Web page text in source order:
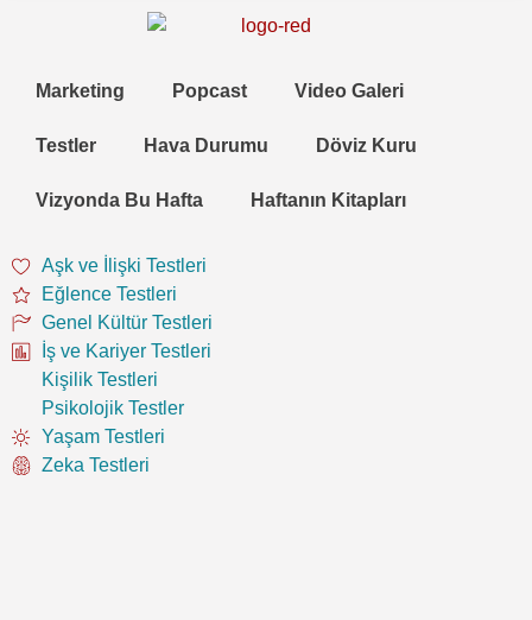
Marketing Popcast Video Galeri
Testler Hava Durumu Döviz Kuru
Vizyonda Bu Hafta Haftanın Kitapları
Aşk ve İlişki Testleri
Eğlence Testleri
Genel Kültür Testleri
İş ve Kariyer Testleri
Kişilik Testleri
Psikolojik Testler
Yaşam Testleri
Zeka Testleri